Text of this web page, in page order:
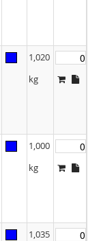
1,020
kg
1,000
kg
1,035